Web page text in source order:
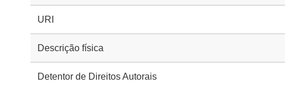
URI
Descrição física
Detentor de Direitos Autorais